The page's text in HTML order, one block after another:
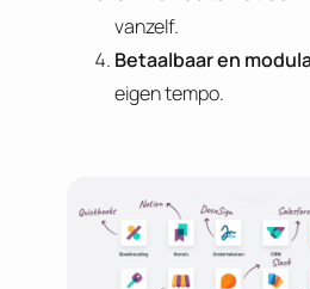
vanzelf.
Betaalbaar en
eigen tempo.